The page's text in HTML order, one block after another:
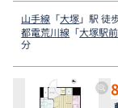
山手線 「大塚」駅 徒
都電荒川線 「大塚駅前
分